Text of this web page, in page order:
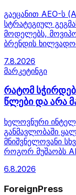
გაეცანით AEO-ს
სტრატეგიულ
მოდელებს,
ბრენდის
7.8.2026
მარკეტინგი
რატომ
წლები და არა
ხელოვნური
განმავლობაში
მნიშვნელოვანი
როგორ მუშაობს
6.8.2026
ForeignPress